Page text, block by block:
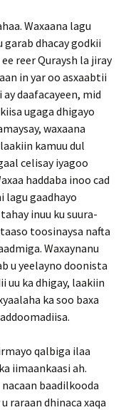
Waxaana lagu
garab dhacay godkii
reer Quraysh la jiray
in yar oo asxaabtii
daafacayeen, mid
ugaga dhigayo
waxaana
kamuu dul
celisay iyagoo
haddaba inoo cad
lagu gaadhayo
inuu ku suura-
toosinaysa nafta
Waxaynanu
u yeelayno doonista
uu ka dhigay, laakiin
ka soo baxa
qalbiga ilaa
iimaankaasi ah.
baadilkooda
raraan dhinaca xaqa